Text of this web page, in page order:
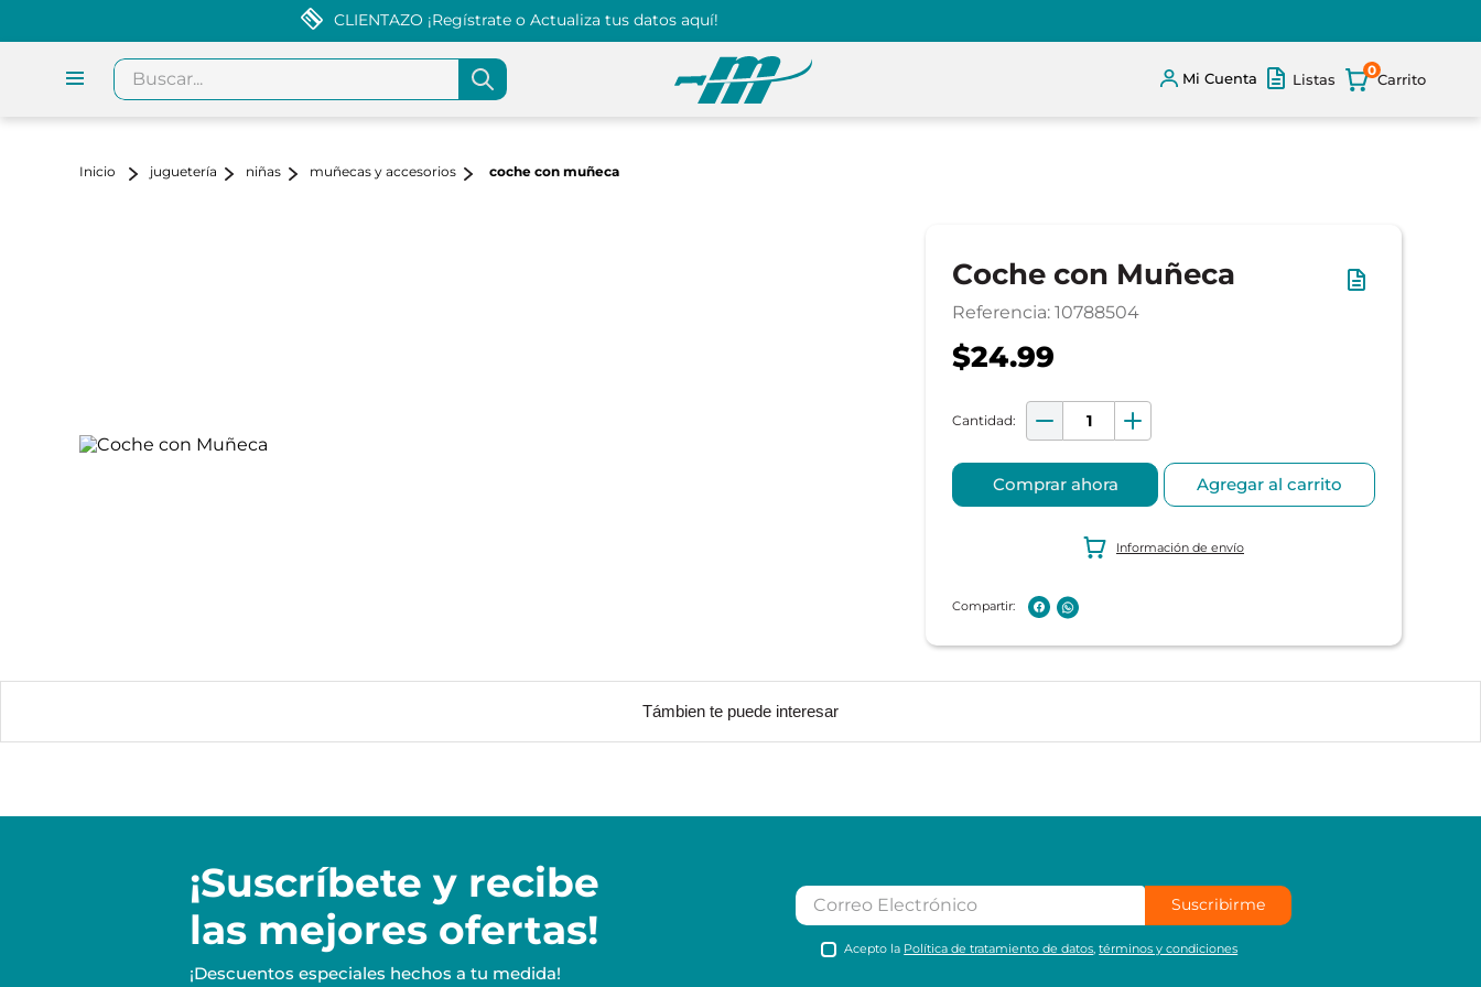
CLIENTAZO ¡Regístrate o Actualiza tus datos aquí!
Buscar...
Mi Cuenta Listas
0
juguetería niñas muñecas y accesorios coche con muñeca
Coche con Muñeca
Referencia: 10788504
$24.99
Comprar ahora Agregar al carrito
Información de envío
Támbien te puede interesar
¡Suscríbete y recibe
las mejores ofertas!
¡Descuentos especiales hechos a tu medida!
Suscribirme
Acepto la Política de tratamiento de datos ,términos y condiciones